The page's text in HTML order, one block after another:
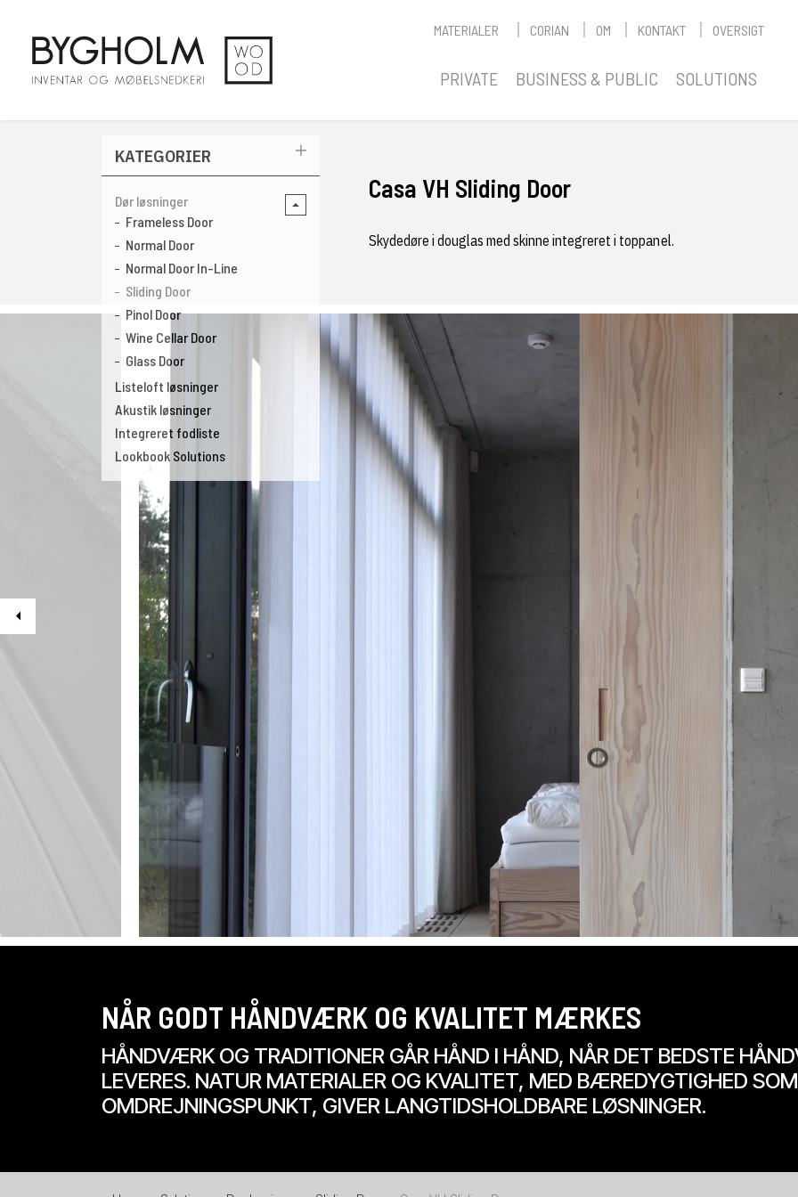
MATERIALER CORIAN OM KONTAKT OVERSIGT
PRIVATE BUSINESS & PUBLIC SOLUTIONS
KATEGORIER
Dør løsninger
Frameless Door
Normal Door
Normal Door In-Line
Sliding Door
Pinol Door
Wine Cellar Door
Glass Door
Listeloft løsninger
Akustik løsninger
Integreret fodliste
Lookbook Solutions
Casa VH Sliding Door
Skydedøre i douglas med skinne integreret i toppanel.
Previous
NÅR GODT HÅNDVÆRK OG KVALITET MÆRKES
HÅNDVÆRK OG TRADITIONER GÅR HÅND I HÅND, NÅR DET BEDSTE
LEVERES. NATUR MATERIALER OG KVALITET, MED BÆREDYGTIGHED
OMDREJNINGSPUNKT, GIVER LANGTIDSHOLDBARE LØSNINGER.